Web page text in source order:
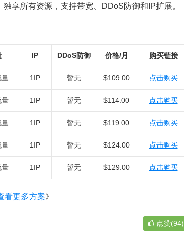
享所有资源，支持带宽、DDoS防御和IP扩展。
IP DDoS防御 价格/月 购买链接
量 1IP 暂无 $109.00 点击购买
量 1IP 暂无 $114.00 点击购买
量 1IP 暂无 $119.00 点击购买
量 1IP 暂无 $124.00 点击购买
量 1IP 暂无 $129.00 点击购买
看更多方案》
点赞(94)